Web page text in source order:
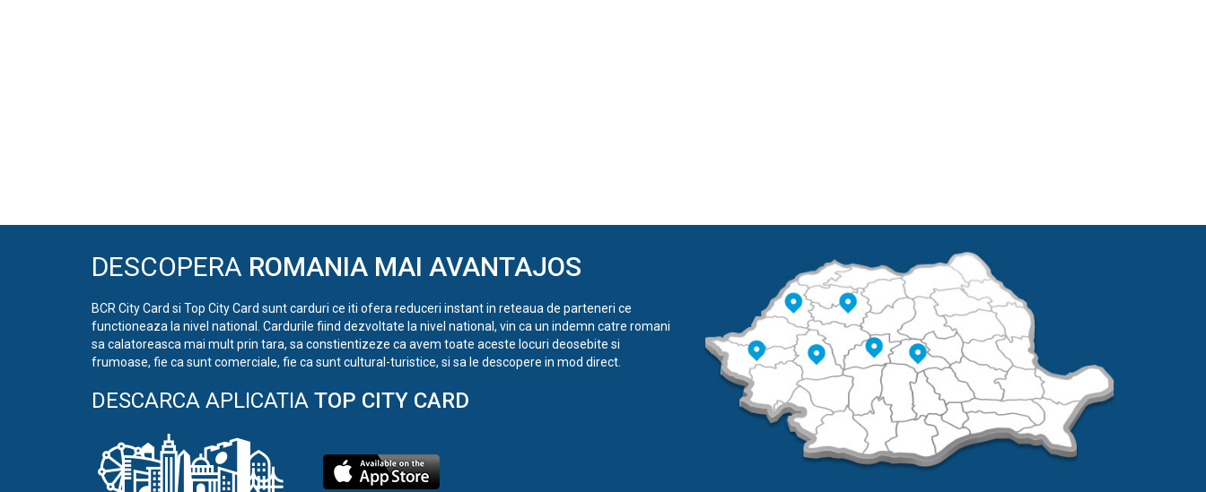
DESCOPERA ROMANIA MAI AVANTAJOS
BCR City Card si Top City Card sunt carduri ce iti ofera reduceri instant in reteaua de parteneri ce
functioneaza la nivel national. Cardurile fiind dezvoltate la nivel national, vin ca un indemn catre romani
sa calatoreasca mai mult prin tara, sa constientizeze ca avem toate aceste locuri deosebite si
frumoase, fie ca sunt comerciale, fie ca sunt cultural-turistice, si sa le descopere in mod direct.
DESCARCA APLICATIA TOP CITY CARD